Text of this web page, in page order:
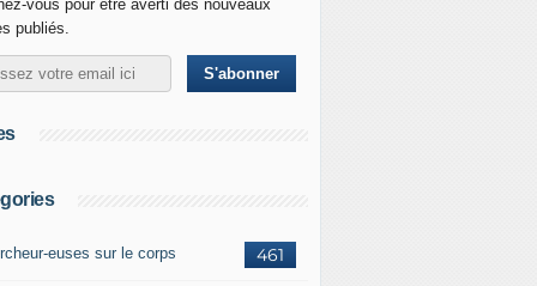
vous pour être averti des nouveaux
publiés.
461
euses sur le corps